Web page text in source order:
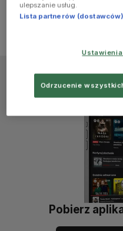
information)
Pobierz
ulepszanie usług.
Lista partnerów (dostawców)
Odrzucenie